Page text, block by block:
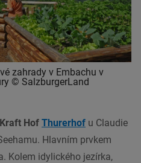
zahrady v Embachu v
© SalzburgerLand
Hof Thurerhof u Claudie
Hlavním prvkem
Kolem idylického jezírka,